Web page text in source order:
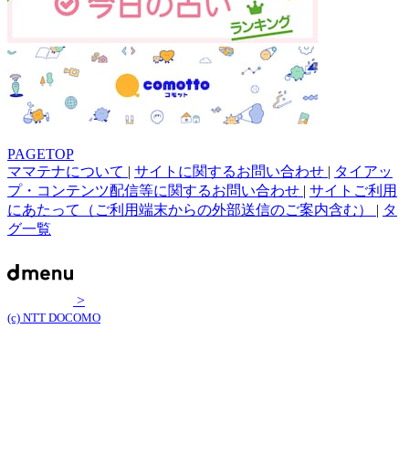
PAGETOP
ママテナについて | サイトに関するお問い合わせ | タイアッ
プ・コンテンツ配信等に関するお問い合わせ | サイトご利用
にあたって（ご利用端末からの外部送信のご案内含む） | タ
グ一覧
>
(c) NTT DOCOMO